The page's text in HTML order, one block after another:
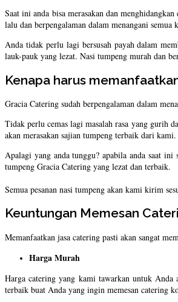
Saat ini anda bisa merasakan dan
lalu dan berpengalaman dalam menangani semua
Anda tidak perlu lagi bersusah payah dalam
lauk-pauk yang lezat. Nasi tumpeng murah dan
Kenapa harus
Gracia Catering sudah berpengalaman dalam
Tidak perlu cemas lagi masalah rasa yang gurih
akan merasakan sajian tumpeng terbaik dari
Apalagi yang anda tunggu? apabila anda saat ini
tumpeng Gracia Catering yang lezat dan terbaik.
Semua pesanan nasi tumpeng akan kami kirim
Keuntungan Memesan
Memanfaatkan jasa catering pasti akan sangat
Harga Murah
Harga catering yang kami tawarkan untuk Anda
terbaik buat Anda yang ingin memesan catering